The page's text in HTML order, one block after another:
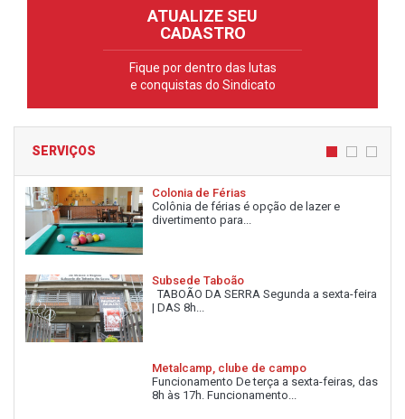
ATUALIZE SEU
CADASTRO
Fique por dentro das lutas
e conquistas do Sindicato
SERVIÇOS
Colonia de Férias
Colônia de férias é opção de lazer e
divertimento para...
Subsede Taboão
TABOÃO DA SERRA Segunda a sexta-feira
| DAS 8h...
Metalcamp, clube de campo
Funcionamento De terça a sexta-feiras, das
8h às 17h. Funcionamento...